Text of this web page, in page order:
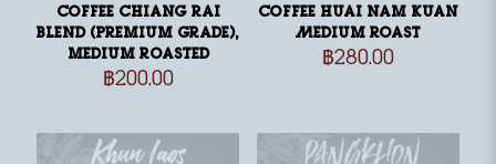
Coffee Chiang Rai
Blend (Premium Grade),
medium roasted
฿200.00
Coffee Huai Nam Kuan
Medium Roast
฿280.00